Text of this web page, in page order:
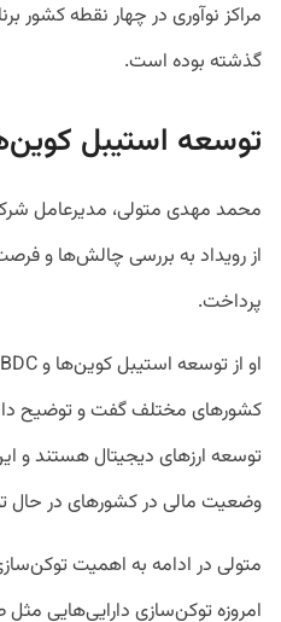
مراکز نوآوری در چهار نقطه کشور
گذشته بوده است.
توسعه استیبل
محمد مهدی متولی، مدیرعامل
از رویداد به بررسی چالش‌ها و
پرداخت.
کشورهای مختلف گفت و توضیح
توسعه ارزهای دیجیتال هستند و
وضعیت مالی در کشورهای در حال
متولی در ادامه به اهمیت
امروزه توکن‌سازی دارایی‌هایی مثل